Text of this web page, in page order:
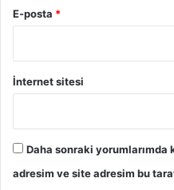
E-posta *
İnternet sitesi
Daha sonraki yorumlarımda
adresim ve site adresim bu